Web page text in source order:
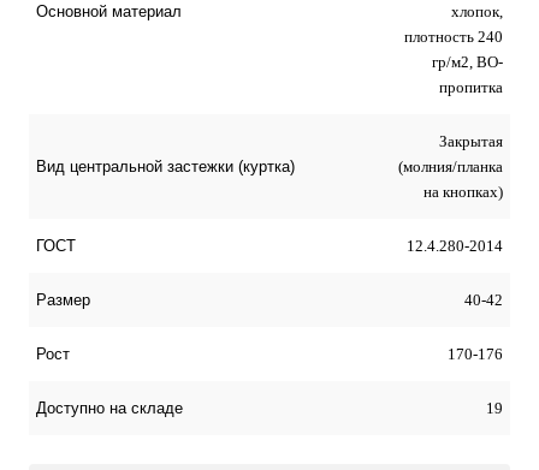
Основной материал
хлопок,
плотность 240
гр/м2, ВО-
пропитка
Вид центральной застежки (куртка)
Закрытая
(молния/планка
на кнопках)
ГОСТ 12.4.280-2014
Размер 40-42
Рост 170-176
Доступно на складе 19